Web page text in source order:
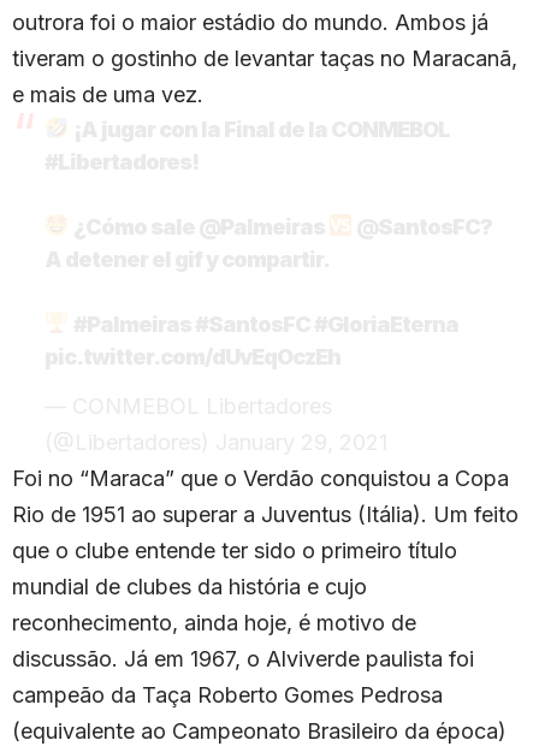
outrora foi o maior estádio do mundo. Ambos já
tiveram o gostinho de levantar taças no Maracanã,
e mais de uma vez.
Foi no “Maraca” que o Verdão conquistou a Copa
Rio de 1951 ao superar a Juventus (Itália). Um feito
que o clube entende ter sido o primeiro título
mundial de clubes da história e cujo
reconhecimento, ainda hoje, é motivo de
discussão. Já em 1967, o Alviverde paulista foi
campeão da Taça Roberto Gomes Pedrosa
(equivalente ao Campeonato Brasileiro da época)